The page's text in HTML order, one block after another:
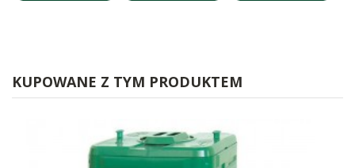
KUPOWANE Z TYM PRODUKTEM